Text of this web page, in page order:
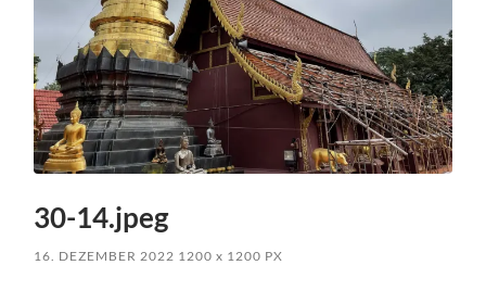
30-14.jpeg
16. DEZEMBER 2022 1200x 1200 PX